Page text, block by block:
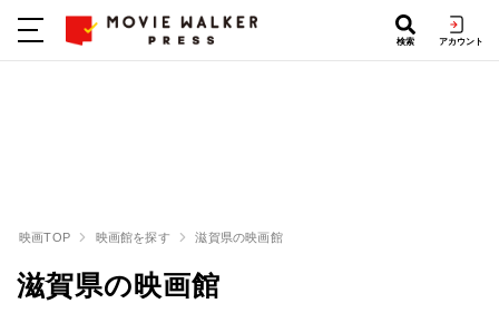
検索 アカウント
映画TOP 映画館を探す 滋賀県の映画館
滋賀県の映画館